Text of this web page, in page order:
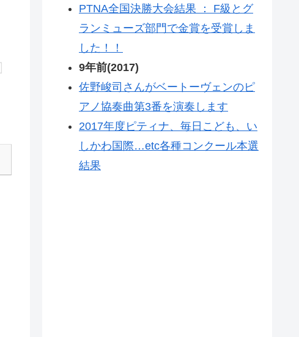
PTNA全国決勝大会結果 ： F級とグ
ランミューズ部門で金賞を受賞しま
した！！
9年前(2017)
佐野峻司さんがベートーヴェンのピ
アノ協奏曲第3番を演奏します
2017年度ピティナ、毎日こども、い
しかわ国際…etc各種コンクール本選
結果